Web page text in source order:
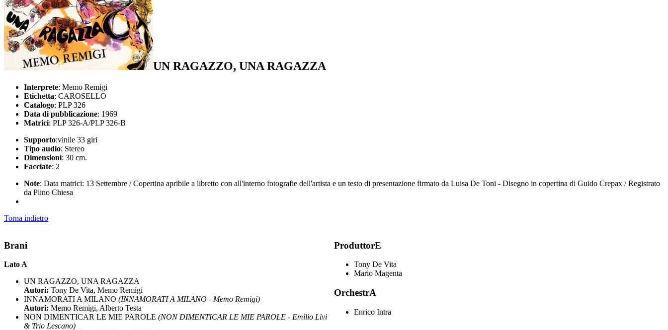
UN RAGAZZO, UNA RAGAZZA
Interprete: Memo Remigi
Etichetta: CAROSELLO
Catalogo: PLP 326
Data di pubblicazione: 1969
Matrici: PLP 326-A/PLP 326-B
Supporto:vinile 33 giri
Tipo audio: Stereo
Dimensioni: 30 cm.
Facciate: 2
Note: Data matrici: 13 Settembre / Copertina apribile a libretto con all'interno fotografie dell'artista e un testo di presentazione firmato da Luisa De Toni - Disegno in copertina di Guido Crepax / Registrato
da Plino Chiesa
Torna indietro
Brani
Lato A
UN RAGAZZO, UNA RAGAZZA
Autori: Tony De Vita, Memo Remigi
INNAMORATI A MILANO (INNAMORATI A MILANO - Memo Remigi)
Autori: Memo Remigi, Alberto Testa
NON DIMENTICAR LE MIE PAROLE (NON DIMENTICAR LE MIE PAROLE - Emilio Livi
& Trio Lescano)
ProduttorE
Tony De Vita
Mario Magenta
OrchestrA
Enrico Intra